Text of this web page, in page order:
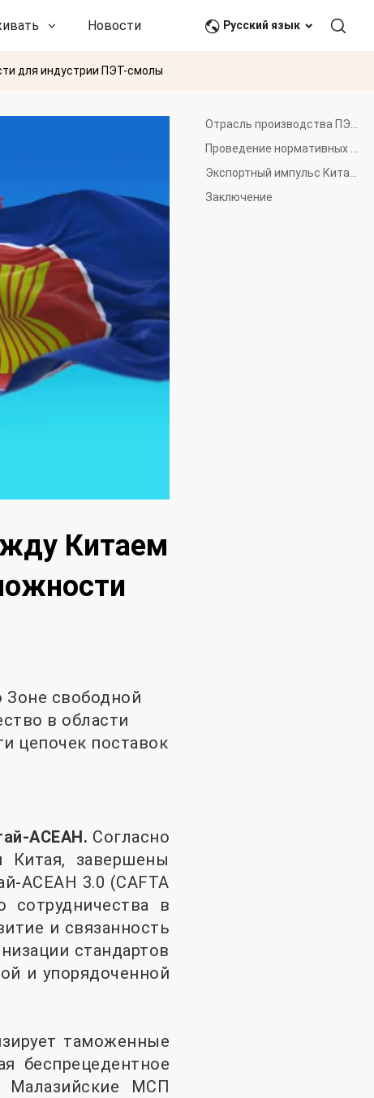
Новости и события Связаться с нами
Русский язык
для индустрии ПЭТ-смолы
Заключение
Китаем
свободной
в области
цепочек поставок
АСЕАН. Согласно
Китая, завершены
АСЕАН 3.0 (CAFTA
сотрудничества в
и связанность
стандартов
и упорядоченной
таможенные
беспрецедентное
Малазийские МСП